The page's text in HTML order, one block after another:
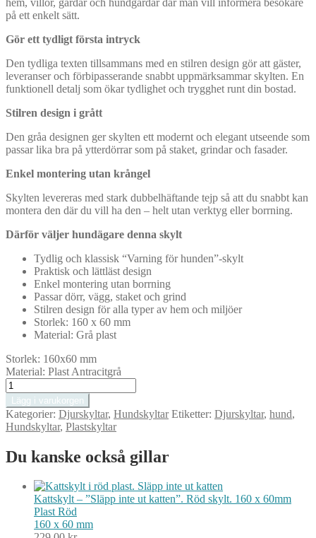
på ett enkelt sätt.
Gör ett tydligt första intryck
Den tydliga texten tillsammans med en stilren design gör att gäster,
leveranser och förbipasserande snabbt uppmärksammar skylten. En
funktionell detalj som ökar tydlighet och trygghet runt din bostad.
Stilren design i grått
Den gråa designen ger skylten ett modernt och elegant utseende som
passar lika bra på ytterdörrar som på staket, grindar och fasader.
Enkel montering utan krångel
Skylten levereras med stark dubbelhäftande tejp så att du snabbt kan
montera den där du vill ha den – helt utan verktyg eller borrning.
Därför väljer hundägare denna skylt
Tydlig och klassisk “Varning för hunden”-skylt
Praktisk och lättläst design
Enkel montering utan borrning
Passar dörr, vägg, staket och grind
Stilren design för alla typer av hem och miljöer
Storlek: 160 x 60 mm
Material: Grå plast
Storlek: 160x60 mm
Material: Plast Antracitgrå
Hundskylt
-
"Varning
för
hunden".
skylt.
mängd
Lägg i varukorgen
Kategorier: Djurskyltar, Hundskyltar Etiketter: Djurskyltar, hund,
Hundskyltar, Plastskyltar
Du kanske också gillar
Kattskylt – ”Släpp inte ut katten”. Röd skylt. 160 x 60mm
Plast Röd
160 x 60 mm